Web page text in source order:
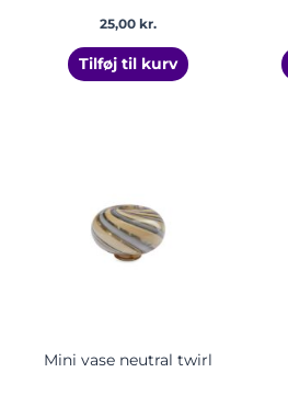
25,00 kr.
Tilføj til kurv
Mini vase neutral twirl